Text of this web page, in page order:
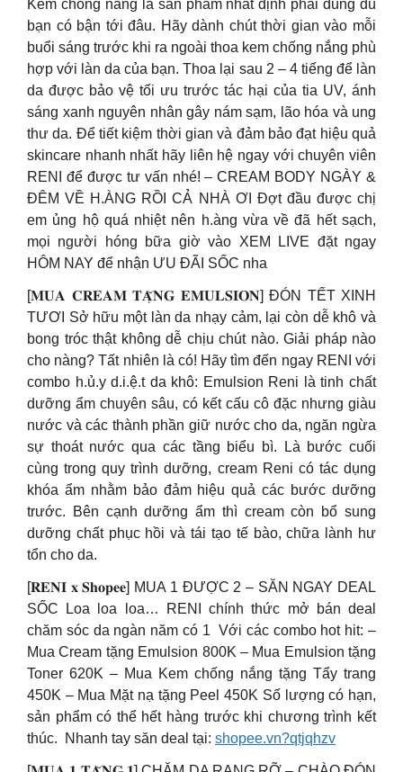
Kem chống nắng là sản phẩm nhất định phải dùng dù
bạn có bận tới đâu. Hãy dành chút thời gian vào mỗi
buổi sáng trước khi ra ngoài thoa kem chống nắng phù
hợp với làn da của bạn. Thoa lại sau 2 – 4 tiếng để làn
da được bảo vệ tối ưu trước tác hại của tia UV, ánh
sáng xanh nguyên nhân gây nám sạm, lão hóa và ung
thư da. Để tiết kiệm thời gian và đảm bảo đạt hiệu quả
skincare nhanh nhất hãy liên hệ ngay với chuyên viên
RENI để được tư vấn nhé! – CREAM BODY NGÀY &
ĐÊM VỀ H.ÀNG RỒI CẢ NHÀ ƠI Đợt đầu được chị
em ủng hộ quá nhiệt nên h.àng vừa về đã hết sạch,
mọi người hóng bữa giờ vào XEM LIVE đặt ngay
HÔM NAY để nhận ƯU ĐÃI SỐC nha
[𝐌𝐔𝐀 𝐂𝐑𝐄𝐀𝐌 𝐓𝐀̣̆𝐍𝐆 𝐄𝐌𝐔𝐋𝐒𝐈𝐎𝐍] ĐÓN TẾT XINH
TƯƠI Sở hữu một làn da nhạy cảm, lại còn dễ khô và
bong tróc thật không dễ chịu chút nào. Giải pháp nào
cho nàng? Tất nhiên là có! Hãy tìm đến ngay RENI với
combo h.ủ.y d.i.ệ.t da khô: Emulsion Reni là tinh chất
dưỡng ẩm chuyên sâu, có kết cấu cô đặc nhưng giàu
nước và các thành phần giữ nước cho da, ngăn ngừa
sự thoát nước qua các tầng biểu bì. Là bước cuối
cùng trong quy trình dưỡng, cream Reni có tác dụng
khóa ẩm nhằm bảo đảm hiệu quả các bước dưỡng
trước. Bên cạnh dưỡng ẩm thì cream còn bổ sung
dưỡng chất phục hồi và tái tạo tế bào, chữa lành hư
tổn cho da.
[𝐑𝐄𝐍𝐈 𝐱 𝐒𝐡𝐨𝐩𝐞𝐞] MUA 1 ĐƯỢC 2 – SĂN NGAY DEAL
SỐC Loa loa loa… RENI chính thức mở bán deal
chăm sóc da ngàn năm có 1 ️ Với các combo hot hit: –
Mua Cream tặng Emulsion 800K – Mua Emulsion tặng
Toner 620K – Mua Kem chống nắng tặng Tẩy trang
450K – Mua Mặt nạ tặng Peel 450K Số lượng có hạn,
sản phẩm có thể hết hàng trước khi chương trình kết
thúc. ️ Nhanh tay săn deal tại: shopee.vn?qtjqhzv